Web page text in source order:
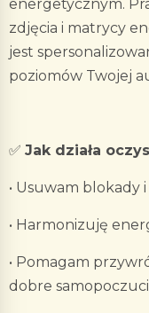
energetycznym.
zdjęcia i matrycy
jest
poziomów Twojej
✅ Jak działa
• Usuwam
• Harmonizuję
• Pomagam
dobre